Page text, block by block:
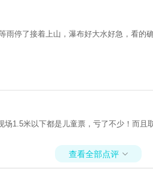
停了接着上山，瀑布好大水好急，看
1.5米以下都是儿童票，亏了不少！而且
查看全部点评 